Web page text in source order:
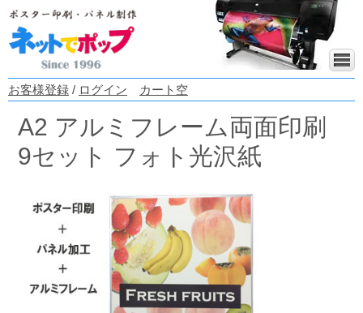
お客様登録 / ログイン カート空
A2 アルミフレーム両面印刷
9セット フォト光沢紙